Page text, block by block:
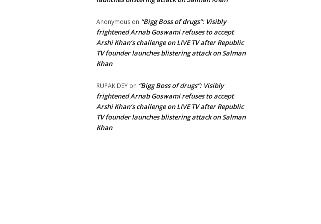
Anonymous on “Bigg Boss of drugs”: Visibly
frightened Arnab Goswami refuses to accept
Arshi Khan’s challenge on LIVE TV after Republic
TV founder launches blistering attack on Salman
Khan
RUPAK DEY on “Bigg Boss of drugs”: Visibly
frightened Arnab Goswami refuses to accept
Arshi Khan’s challenge on LIVE TV after Republic
TV founder launches blistering attack on Salman
Khan